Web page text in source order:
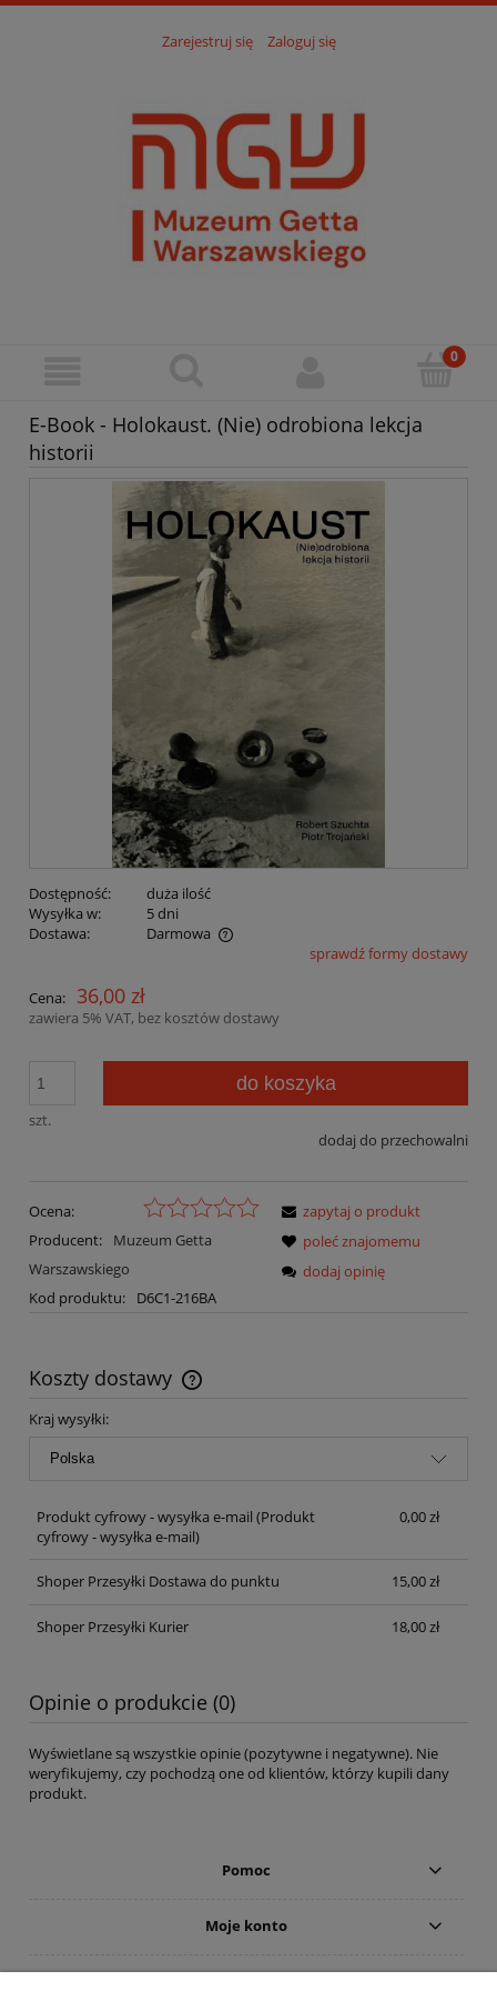
Zarejestruj się Zaloguj się
E-Book - Holokaust. (Nie) odrobiona lekcja
historii
Dostępność:
duża ilość
Wysyłka w:
5 dni
Dostawa:
Darmowa
Cena nie zawiera ewentualnych kosztów płatnościsprawdź formy dostawy
Cena: 36,00 zł
zawiera 5% VAT, bez kosztów dostawy
szt.
do koszyka
dodaj do przechowalni
Ocena:
Producent:
Muzeum Getta
Warszawskiego
Kod produktu:
D6C1-216BA
zapytaj o produkt
poleć znajomemu
dodaj opinię
Koszty dostawy
Cena nie zawiera ewentualnych kosztów płatności
Kraj wysyłki:
Produkt cyfrowy - wysyłka e-mail (Produkt
cyfrowy - wysyłka e-mail)
0,00 zł
Shoper Przesyłki Dostawa do punktu 15,00 zł
Shoper Przesyłki Kurier 18,00 zł
Opinie o produkcie (0)
Wyświetlane są wszystkie opinie (pozytywne i negatywne). Nie
weryfikujemy, czy pochodzą one od klientów, którzy kupili dany
produkt.
Pomoc
Moje konto